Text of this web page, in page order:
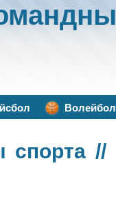
Волейбол
спорта //